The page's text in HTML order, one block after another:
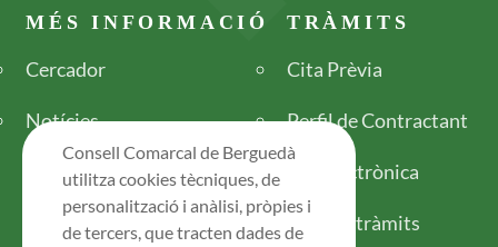
MÉS INFORMACIÓ
Cercador
Notícies
TRÀMITS
Cita Prèvia
Perfil de Contractant
Seu electrònica
Tots els tràmits
Consell Comarcal de Berguedà
utilitza cookies tècniques, de
personalització i anàlisi, pròpies i
de tercers, que tracten dades de